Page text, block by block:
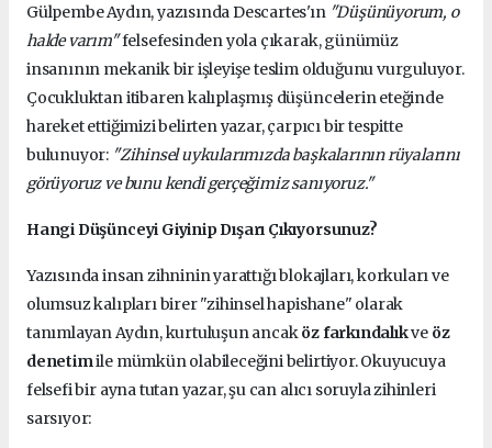
Gülpembe Aydın, yazısında Descartes'ın "Düşünüyorum, o
halde varım"felsefesinden yola çıkarak, günümüz
insanının mekanik bir işleyişe teslim olduğunu vurguluyor.
Çocukluktan itibaren kalıplaşmış düşüncelerin eteğinde
hareket ettiğimizi belirten yazar, çarpıcı bir tespitte
bulunuyor: "Zihinsel uykularımızda başkalarının rüyalarını
görüyoruz ve bunu kendi gerçeğimiz sanıyoruz."
Hangi Düşünceyi Giyinip Dışarı Çıkıyorsunuz?
Yazısında insan zihninin yarattığı blokajları, korkuları ve
olumsuz kalıpları birer "zihinsel hapishane" olarak
tanımlayan Aydın, kurtuluşun ancaköz farkındalıkve öz
denetimile mümkün olabileceğini belirtiyor. Okuyucuya
felsefi bir ayna tutan yazar, şu can alıcı soruyla zihinleri
sarsıyor: